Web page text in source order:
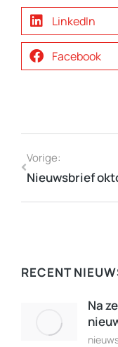
LinkedIn
Facebook
Vorige:
RECENT
Na